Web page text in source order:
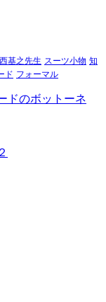
基之先生 スーツ小物 知
ド フォーマル